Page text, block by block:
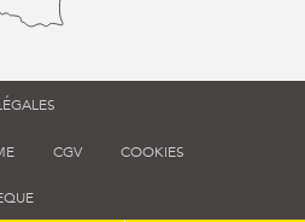
CGV COOKIES